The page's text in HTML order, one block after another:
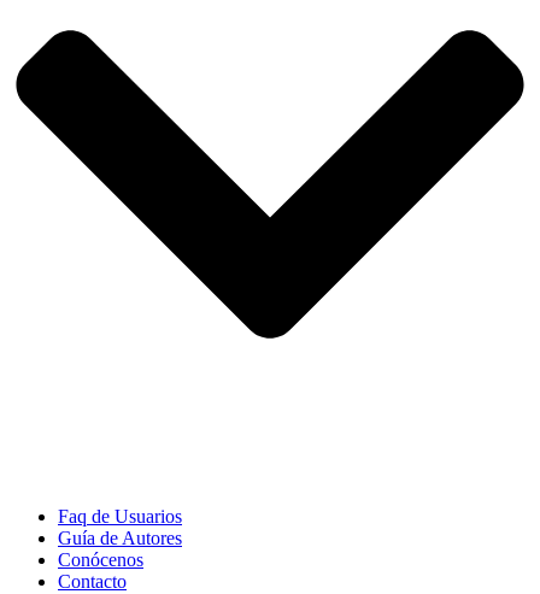
Faq de Usuarios
Guía de Autores
Conócenos
Contacto